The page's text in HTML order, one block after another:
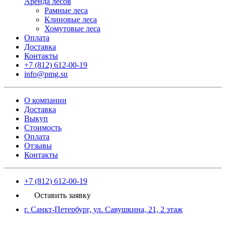
Рамные леса
Клиновые леса
Хомутовые леса
Оплата
Доставка
Контакты
+7 (812) 612-00-19
info@pmg.su
О компании
Доставка
Выкуп
Стоимость
Оплата
Отзывы
Контакты
+7 (812) 612-00-19
Оставить заявку
г. Санкт-Петербург, ул. Савушкина, 21, 2 этаж